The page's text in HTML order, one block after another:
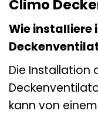
Climo
Wie installiere
Die Installation
kann von